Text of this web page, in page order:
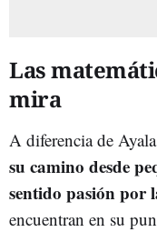
Las
mira
A diferencia de
su camino desde
sentido pasión por
encuentran en su